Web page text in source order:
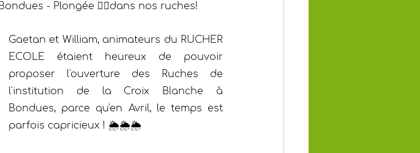
- Plongée 🏊‍♀️dans nos ruches!
Gaetan et William, animateurs du RUCHER
ECOLE étaient heureux de pouvoir
proposer l'ouverture des Ruches de
l'institution de la Croix Blanche à
Bondues, parce qu'en Avril, le temps est
parfois capricieux ! 🌦️🌦️🌦️